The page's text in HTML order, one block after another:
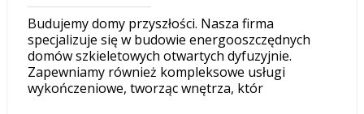
Budujemy domy przyszłości. Nasza firma
specjalizuje się w budowie energooszczędnych
domów szkieletowych otwartych dyfuzyjnie.
Zapewniamy również kompleksowe usługi
wykończeniowe, tworząc wnętrza, któr